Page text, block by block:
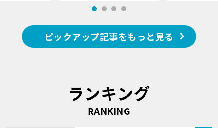
ピックアップ記事をもっと見る
ランキング
RANKING